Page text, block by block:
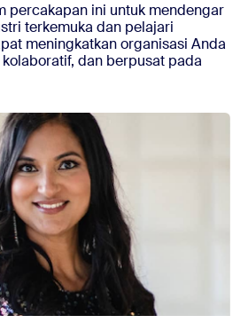
percakapan ini untuk mendengar
terkemuka dan pelajari
meningkatkan organisasi Anda
dan berpusat pada